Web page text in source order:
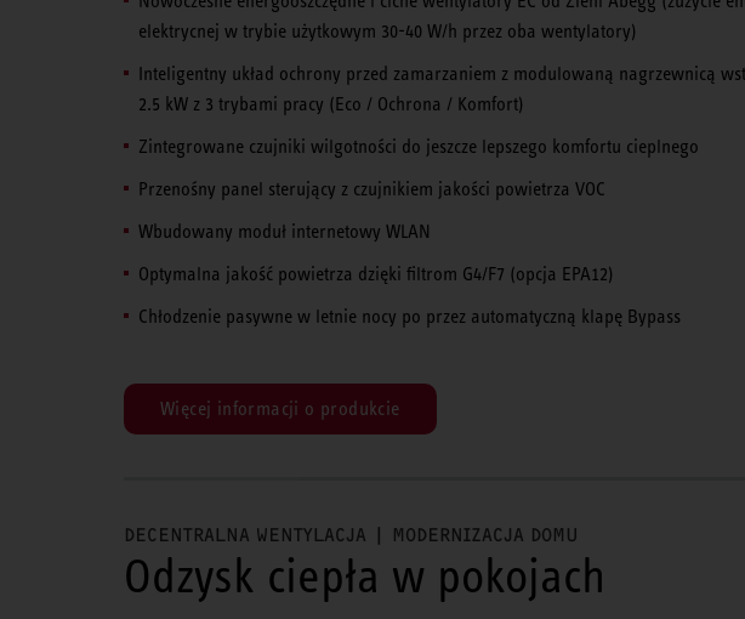
elektrycnej w trybie użytkowym 30-40 W/h przez oba wentylatory)
Inteligentny układ ochrony przed zamarzaniem z modulowaną nagrzewnicą
2.5 kW z 3 trybami pracy (Eco / Ochrona / Komfort)
Zintegrowane czujniki wilgotności do jeszcze lepszego komfortu cieplnego
Przenośny panel sterujący z czujnikiem jakości powietrza VOC
Wbudowany moduł internetowy WLAN
Optymalna jakość powietrza dzięki filtrom G4/F7 (opcja EPA12)
Chłodzenie pasywne w letnie nocy po przez automatyczną klapę Bypass
Więcej informacji o produkcie
DECENTRALNA WENTYLACJA | MODERNIZACJA DOMU
Odzysk ciepła w pokojach